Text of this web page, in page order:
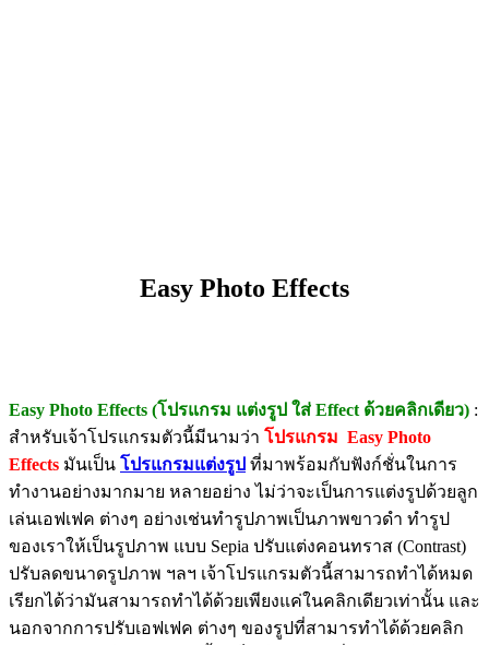
Easy Photo Effects
Easy Photo Effects (โปรแกรม แต่งรูป ใส่ Effect ด้วยคลิกเดียว) :
สำหรับเจ้าโปรแกรมตัวนี้มีนามว่า โปรแกรม Easy Photo
Effects มันเป็น โปรแกรมแต่งรูป ที่มาพร้อมกับฟังก์ชั่นในการ
ทำงานอย่างมากมาย หลายอย่าง ไม่ว่าจะเป็นการแต่งรูปด้วยลูก
เล่นเอฟเฟค ต่างๆ อย่างเช่นทำรูปภาพเป็นภาพขาวดำ ทำรูป
ของเราให้เป็นรูปภาพ แบบ Sepia ปรับแต่งคอนทราส (Contrast)
ปรับลดขนาดรูปภาพ ฯลฯ เจ้าโปรแกรมตัวนี้สามารถทำได้หมด
เรียกได้ว่ามันสามารถทำได้ด้วยเพียงแค่ในคลิกเดียวเท่านั้น และ
นอกจากการปรับเอฟเฟค ต่างๆ ของรูปที่สามารทำได้ด้วยคลิก